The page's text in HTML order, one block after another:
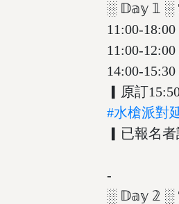
░ 𝔻𝕒𝕪 𝟙 ░
11:00-
11:00-12:00
14:00-15:30
▎原訂
#水槍派對
▎已報名
-
░ 𝔻𝕒𝕪 𝟚 ░